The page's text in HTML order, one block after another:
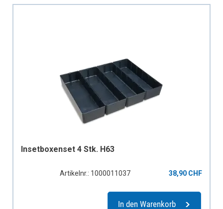
Insetboxenset 4 Stk. H63
Artikelnr.: 1000011037 38,90 CHF
In den Warenkorb